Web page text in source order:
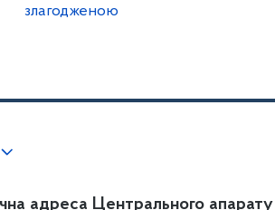
злагодженою
адреса Центрального апарату